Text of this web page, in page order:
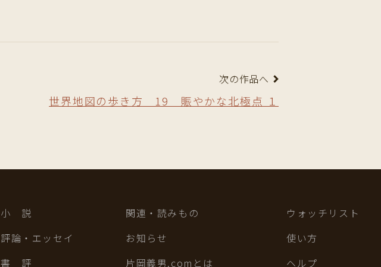
次の作品へ
世界地図の歩き方 19 賑やかな北極点 １
小 説
評論・エッセイ
書 評
関連・読みもの
お知らせ
片岡義男.comとは
ウォッチリスト
使い方
ヘルプ